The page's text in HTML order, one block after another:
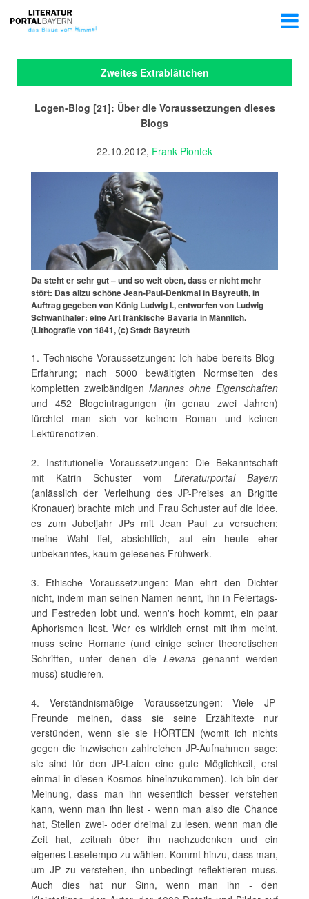
Zweites Extrablättchen
Logen-Blog [21]: Über die Voraussetzungen dieses
Blogs
22.10.2012, Frank Piontek
Da steht er sehr gut – und so weit oben, dass er nicht mehr
stört: Das allzu schöne Jean-Paul-Denkmal in Bayreuth, in
Auftrag gegeben von König Ludwig I., entworfen von Ludwig
Schwanthaler: eine Art fränkische Bavaria in Männlich.
(Lithografie von 1841, (c) Stadt Bayreuth
1. Technische Voraussetzungen: Ich habe bereits Blog-
Erfahrung; nach 5000 bewältigten Normseiten des
kompletten zweibändigen Mannes ohne Eigenschaften
und 452 Blogeintragungen (in genau zwei Jahren)
fürchtet man sich vor keinem Roman und keinen
Lektürenotizen.
2. Institutionelle Voraussetzungen: Die Bekanntschaft
mit Katrin Schuster vom Literaturportal Bayern
(anlässlich der Verleihung des JP-Preises an Brigitte
Kronauer) brachte mich und Frau Schuster auf die Idee,
es zum Jubeljahr JPs mit Jean Paul zu versuchen;
meine Wahl fiel, absichtlich, auf ein heute eher
unbekanntes, kaum gelesenes Frühwerk.
3. Ethische Voraussetzungen: Man ehrt den Dichter
nicht, indem man seinen Namen nennt, ihn in Feiertags-
und Festreden lobt und, wenn's hoch kommt, ein paar
Aphorismen liest. Wer es wirklich ernst mit ihm meint,
muss seine Romane (und einige seiner theoretischen
Schriften, unter denen die Levana genannt werden
muss) studieren.
4. Verständnismäßige Voraussetzungen: Viele JP-
Freunde meinen, dass sie seine Erzähltexte nur
verstünden, wenn sie sie HÖRTEN (womit ich nichts
gegen die inzwischen zahlreichen JP-Aufnahmen sage:
sie sind für den JP-Laien eine gute Möglichkeit, erst
einmal in diesen Kosmos hineinzukommen). Ich bin der
Meinung, dass man ihn wesentlich besser verstehen
kann, wenn man ihn liest - wenn man also die Chance
hat, Stellen zwei- oder dreimal zu lesen, wenn man die
Zeit hat, zeitnah über ihn nachzudenken und ein
eigenes Lesetempo zu wählen. Kommt hinzu, dass man,
um JP zu verstehen, ihn unbedingt reflektieren muss.
Auch dies hat nur Sinn, wenn man ihn - den